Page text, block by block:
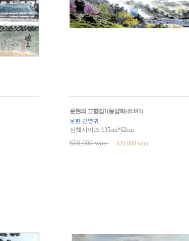
운현의 고향집1(동양화) (6381)
운현 민병귀
전체사이즈 135cm*62cm
650,000 won 420,000 won